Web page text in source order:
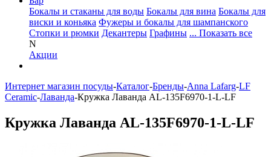
Бокалы и стаканы для воды Бокалы для вина Бокалы для
виски и коньяка Фужеры и бокалы для шампанского
Стопки и рюмки Декантеры Графины ... Показать все
N
Акции
Интернет магазин посуды-Каталог-Бренды-Anna Lafarg-LF
Ceramic-Лаванда-Кружка Лаванда AL-135F6970-1-L-LF
Кружка Лаванда AL-135F6970-1-L-LF